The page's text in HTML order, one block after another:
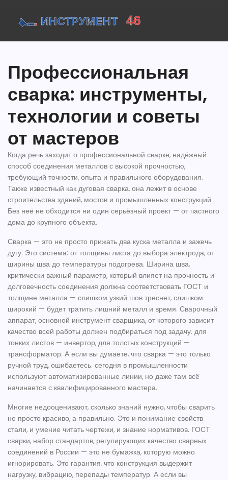
Профессиональная
сварка: инструменты,
технологии и советы
от мастеров
Когда речь заходит о профессиональной сварке, надёжный
способ соединения металлов с высокой прочностью,
требующий точности, опыта и правильного оборудования.
Также известный как дуговая сварка, она лежит в основе
строительства зданий, мостов и промышленных конструкций.
Без неё не обходится ни один серьёзный проект — от частного
дома до крупного объекта.
Сварка — это не просто прижать два куска металла и зажечь
дугу. Это система: от толщины листа до выбора электрода, от
ширины шва до температуры подогрева. Ширина шва,
критически важный параметр, который влияет на прочность и
долговечность соединения должна соответствовать ГОСТ и
толщине металла — слишком узкий шов треснет, слишком
широкий — будет тратить лишний металл и время. Сварочный
аппарат, основной инструмент сварщика, от которого зависит
качество всей работы должен подбираться под задачу: для
тонких листов — инвертор, для толстых конструкций —
трансформатор. А если вы думаете, что сварка — это только
ручной труд, ошибаетесь: сегодня в промышленности
используют автоматизированные линии, но даже там всё
начинается с квалифицированного мастера.
Многие недооценивают, сколько знаний нужно, чтобы сварить
не просто красиво, а правильно. Это и понимание свойств
стали, и умение читать чертежи, и знание нормативов. ГОСТ
сварки, набор стандартов, регулирующих качество сварных
соединений в России — это не бумажка, которую можно
игнорировать. Это гарантия, что конструкция выдержит
нагрузку, вибрацию, перепады температур. А если вы